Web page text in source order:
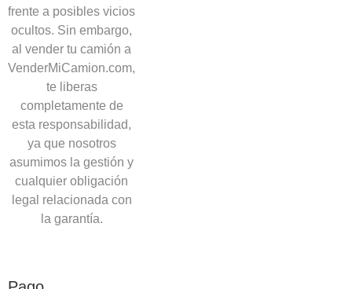
frente a posibles vicios
ocultos. Sin embargo,
al vender tu camión a
VenderMiCamion.com,
te liberas
completamente de
esta responsabilidad,
ya que nosotros
asumimos la gestión y
cualquier obligación
legal relacionada con
la garantía.